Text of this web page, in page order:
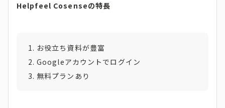
Helpfeel Cosenseの特長
お役立ち資料が豊富
Googleアカウントでログイン
無料プランあり